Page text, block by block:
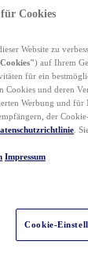
Cookies
Website zu
) auf Ihrem
für ein
Cookies und deren
Werbung und
der
.
Impressum
Cookie-